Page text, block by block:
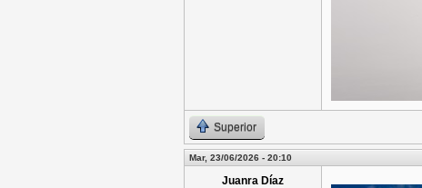
Superior
Mar, 23/06/2026 - 20:10
Juanra Díaz